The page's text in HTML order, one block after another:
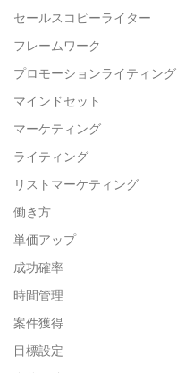
セールスコピーライター
フレームワーク
プロモーションライティング
マインドセット
マーケティング
ライティング
リストマーケティング
働き方
単価アップ
成功確率
時間管理
案件獲得
目標設定